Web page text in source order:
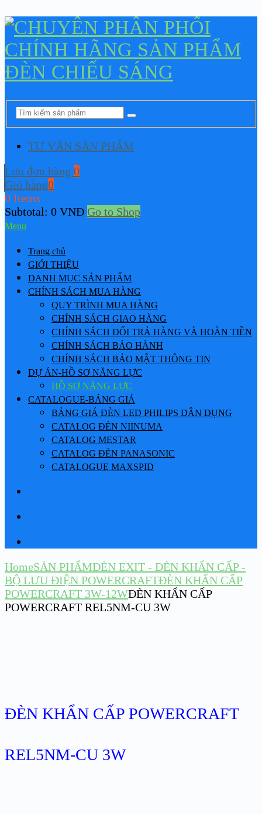
TƯ VẤN SẢN PHẨM
Lưu đơn hàng 0
Giỏ hàng0
0 Items
Subtotal: 0 VNĐ Go to Shop
Menu
Trang chủ
GIỚI THIỆU
DANH MỤC SẢN PHẨM
CHÍNH SÁCH MUA HÀNG
QUY TRÌNH MUA HÀNG
CHÍNH SÁCH GIAO HÀNG
CHÍNH SÁCH ĐỔI TRẢ HÀNG VÀ HOÀN TIỀN
CHÍNH SÁCH BẢO HÀNH
CHÍNH SÁCH BẢO MẬT THÔNG TIN
DỰ ÁN-HỒ SƠ NĂNG LỰC
HỒ SƠ NĂNG LỰC
CATALOGUE-BẢNG GIÁ
BẢNG GIÁ ĐÈN LED PHILIPS DÂN DỤNG
CATALOG ĐÈN NIINUMA
CATALOG MESTAR
CATALOG ĐÈN PANASONIC
CATALOGUE MAXSPID
HomeSẢN PHẨMĐÈN EXIT - ĐÈN KHẨN CẤP -
BỘ LƯU ĐIỆN POWERCRAFTĐÈN KHẨN CẤP
POWERCRAFT 3W-12WĐÈN KHẨN CẤP
POWERCRAFT REL5NM-CU 3W
ĐÈN KHẨN CẤP POWERCRAFT
REL5NM-CU 3W